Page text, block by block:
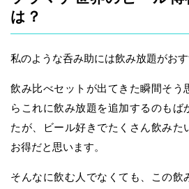
は？
私のような呑み助には飲み放題がおす
飲み比べセットが出てきた瞬間そう
らこれに飲み放題を追加するのもば
たが、ビール好きでたくさん飲みた
お得だと思います。
そんなに飲む人でなくても、この飲